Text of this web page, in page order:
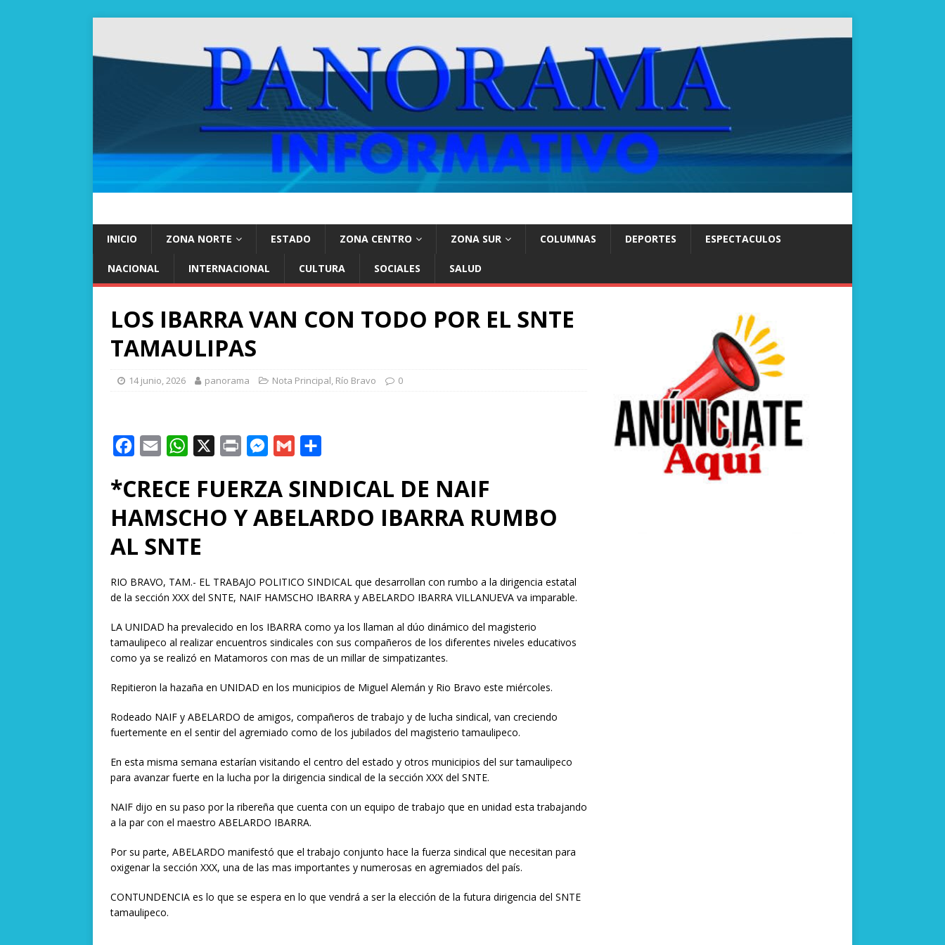
INICIO ZONA NORTE ESTADO ZONA CENTRO ZONA SUR COLUMNAS DEPORTES ESPECTACULOS
NACIONAL INTERNACIONAL CULTURA SOCIALES SALUD
LOS IBARRA VAN CON TODO POR EL SNTE
TAMAULIPAS
14 junio, 2026 panorama Nota Principal, Río Bravo 0
c
e
b
o
k
a
i
l
W
a
t
s
A
p
n
t
M
s
s
e
e
a
i
l
p
a
i
*CRECE FUERZA SINDICAL DE NAIF
HAMSCHO Y ABELARDO IBARRA RUMBO
AL SNTE
RIO BRAVO, TAM.- EL TRABAJO POLITICO SINDICAL que desarrollan con rumbo a la dirigencia estatal
de la sección XXX del SNTE, NAIF HAMSCHO IBARRA y ABELARDO IBARRA VILLANUEVA va imparable.
LA UNIDAD ha prevalecido en los IBARRA como ya los llaman al dúo dinámico del magisterio
tamaulipeco al realizar encuentros sindicales con sus compañeros de los diferentes niveles educativos
como ya se realizó en Matamoros con mas de un millar de simpatizantes.
Repitieron la hazaña en UNIDAD en los municipios de Miguel Alemán y Rio Bravo este miércoles.
Rodeado NAIF y ABELARDO de amigos, compañeros de trabajo y de lucha sindical, van creciendo
fuertemente en el sentir del agremiado como de los jubilados del magisterio tamaulipeco.
En esta misma semana estarían visitando el centro del estado y otros municipios del sur tamaulipeco
para avanzar fuerte en la lucha por la dirigencia sindical de la sección XXX del SNTE.
NAIF dijo en su paso por la ribereña que cuenta con un equipo de trabajo que en unidad esta trabajando
a la par con el maestro ABELARDO IBARRA.
Por su parte, ABELARDO manifestó que el trabajo conjunto hace la fuerza sindical que necesitan para
oxigenar la sección XXX, una de las mas importantes y numerosas en agremiados del país.
CONTUNDENCIA es lo que se espera en lo que vendrá a ser la elección de la futura dirigencia del SNTE
tamaulipeco.